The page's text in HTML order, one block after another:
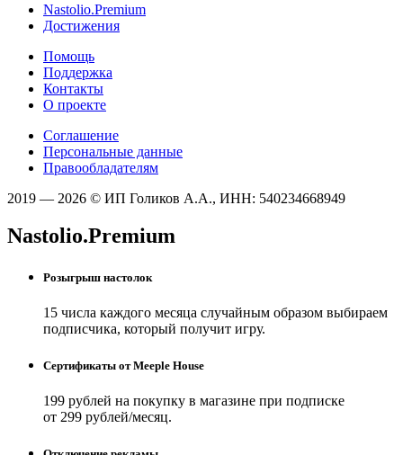
Nastolio.Premium
Достижения
Помощь
Поддержка
Контакты
О проекте
Соглашение
Персональные данные
Правообладателям
2019 — 2026 © ИП Голиков А.А., ИНН: 540234668949
Nastolio.Premium
Розыгрыш настолок
15 числа каждого месяца случайным образом выбираем
подписчика, который получит игру.
Сертификаты от Meeple House
199 рублей на покупку в магазине при подписке
от 299 рублей/месяц.